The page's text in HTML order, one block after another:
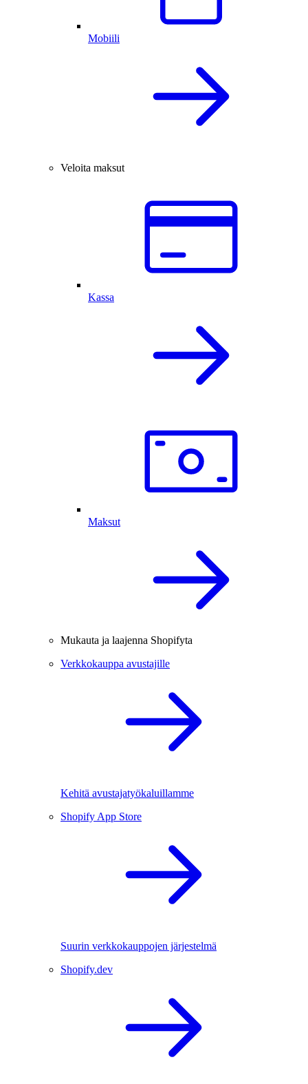
Mobiili
Veloita maksut
Kassa
Maksut
Mukauta ja laajenna Shopifyta
Verkkokauppa avustajille
Kehitä avustajatyökaluillamme
Shopify App Store
Suurin verkkokauppojen järjestelmä
Shopify.dev